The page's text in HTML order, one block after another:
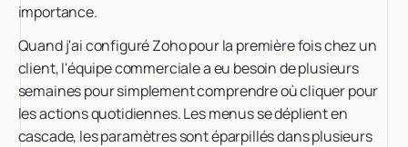
importance.
Quand j'ai configuré Zoho pour la première fois chez un
client, l'équipe commerciale a eu besoin de plusieurs
semaines pour simplement comprendre où cliquer pour
les actions quotidiennes. Les menus se déplient en
cascade, les paramètres sont éparpillés dans plusieurs